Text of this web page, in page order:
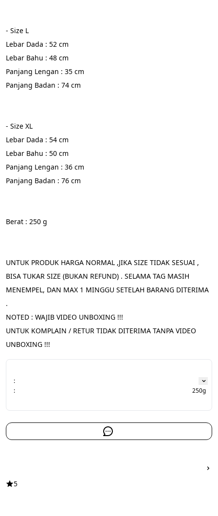
- Size L
Lebar Dada : 52 cm
Lebar Bahu : 48 cm
Panjang Lengan : 35 cm
Panjang Badan : 74 cm
- Size XL
Lebar Dada : 54 cm
Lebar Bahu : 50 cm
Panjang Lengan : 36 cm
Panjang Badan : 76 cm
Berat : 250 g
UNTUK PRODUK HARGA NORMAL ,JIKA SIZE TIDAK SESUAI ,
BISA TUKAR SIZE (BUKAN REFUND) . SELAMA TAG MASIH
MENEMPEL, DAN MAX 1 MINGGU SETELAH BARANG DITERIMA
.
NOTED : WAJIB VIDEO UNBOXING !!!
UNTUK KOMPLAIN / RETUR TIDAK DITERIMA TANPA VIDEO
UNBOXING !!!
:
:
250g
5